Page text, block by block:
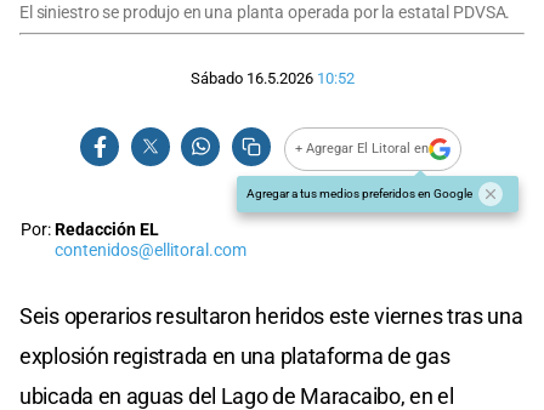
El siniestro se produjo en una planta operada por la estatal PDVSA.
Sábado 16.5.2026 10:52
+ Agregar El Litoral en
Agregar a tus medios preferidos en Google
Por:Redacción EL
contenidos@ellitoral.com
Seis operarios resultaron heridos este viernes tras una
explosión registrada en una plataforma de gas
ubicada en aguas del Lago de Maracaibo, en el